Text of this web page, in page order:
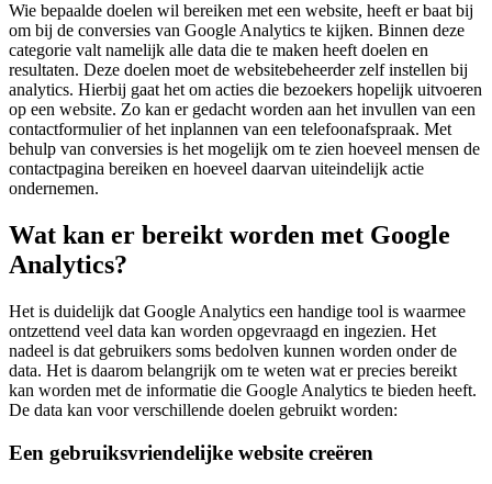
Wie bepaalde doelen wil bereiken met een website, heeft er baat bij
om bij de conversies van Google Analytics te kijken. Binnen deze
categorie valt namelijk alle data die te maken heeft doelen en
resultaten. Deze doelen moet de websitebeheerder zelf instellen bij
analytics. Hierbij gaat het om acties die bezoekers hopelijk uitvoeren
op een website. Zo kan er gedacht worden aan het invullen van een
contactformulier of het inplannen van een telefoonafspraak. Met
behulp van conversies is het mogelijk om te zien hoeveel mensen de
contactpagina bereiken en hoeveel daarvan uiteindelijk actie
ondernemen.
Wat kan er bereikt worden met Google
Analytics?
Het is duidelijk dat Google Analytics een handige tool is waarmee
ontzettend veel data kan worden opgevraagd en ingezien. Het
nadeel is dat gebruikers soms bedolven kunnen worden onder de
data. Het is daarom belangrijk om te weten wat er precies bereikt
kan worden met de informatie die Google Analytics te bieden heeft.
De data kan voor verschillende doelen gebruikt worden:
Een gebruiksvriendelijke website creëren